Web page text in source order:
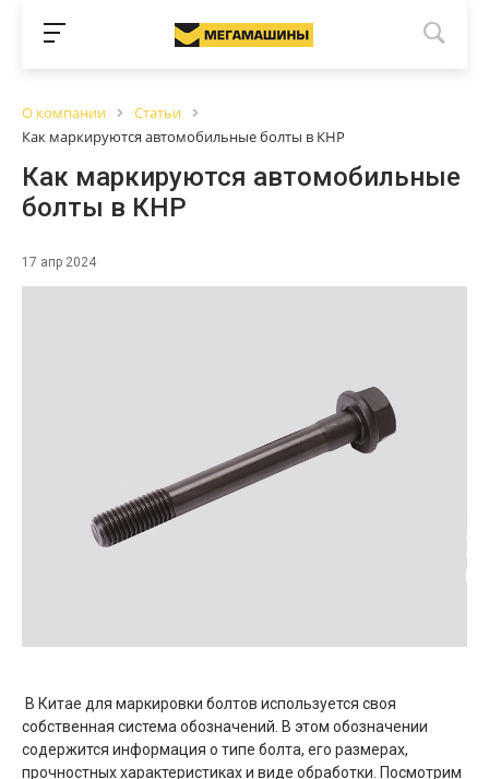
О компании
Статьи
Как маркируются автомобильные болты в КНР
Как маркируются автомобильные
болты в КНР
17 апр 2024
В Китае для маркировки болтов используется своя
собственная система обозначений. В этом обозначении
содержится информация о типе болта, его размерах,
прочностных характеристиках и виде обработки. Посмотрим